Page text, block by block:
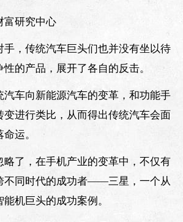
富研究中心
手，传统汽车巨头们也并没有坐以待
的产品，展开了各自的反击。
汽车向新能源汽车的变革，和功能手
变进行类比，从而得出传统汽车会面
运。
略了，在手机产业的变革中，不仅有
不同时代的成功者——三星，一个从
机巨头的成功案例。